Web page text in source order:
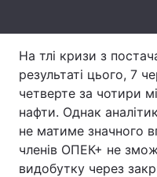
Тема оформлення
На тлі кризи з
результаті цього, 7
четверте за чотири
нафти. Однак
не матиме значного
членів ОПЕК+ не
видобутку через